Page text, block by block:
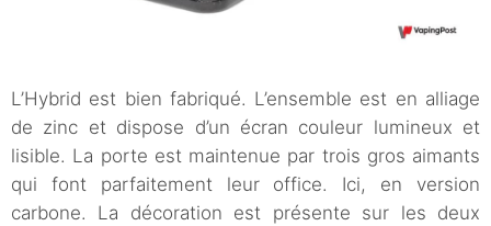
L’Hybrid est bien fabriqué. L’ensemble est en alliage
de zinc et dispose d’un écran couleur lumineux et
lisible. La porte est maintenue par trois gros aimants
qui font parfaitement leur office. Ici, en version
carbone. La décoration est présente sur les deux